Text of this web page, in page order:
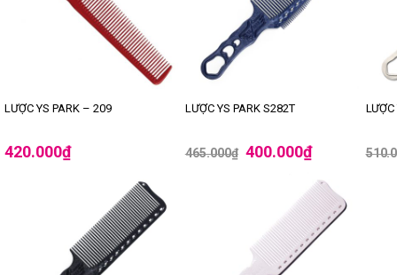
LƯỢC YS PARK – 209
420.000₫
LƯỢC YS PARK S282T
465.000₫ 400.000₫
LƯỢC